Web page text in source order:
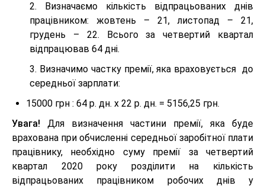
2. Визначаємо кількість відпрацьованих днів
працівником: жовтень – 21, листопад – 21,
грудень – 22. Всього за четвертий квартал
відпрацював 64 дні.
3. Визначимо частку премії, яка враховується до
середньої зарплати:
15000 грн : 64 р. дн. х 22 р. дн. = 5156,25 грн.
Увага! Для визначення частини премії, яка буде
врахована при обчисленні середньої заробітної плати
працівнику, необхідно суму премії за четвертий
квартал 2020 року розділити на кількість
відпрацьованих працівником робочих днів у